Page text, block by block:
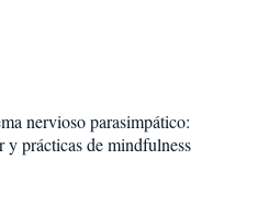
nervioso parasimpático:
y prácticas de mindfulness